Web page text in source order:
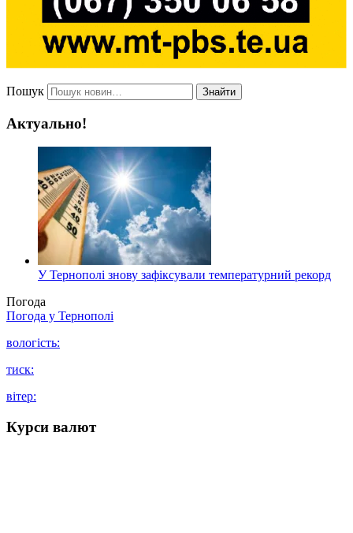
Пошук Знайти
Актуально!
У Тернополі знову зафіксували температурний рекорд
Погода
Погода у Тернополі
вологість:
тиск:
вітер:
Курси валют